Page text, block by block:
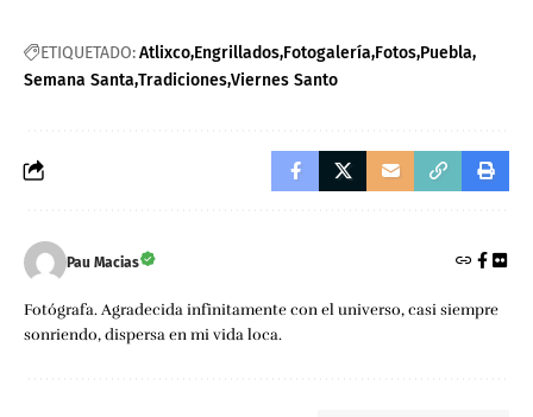
ETIQUETADO:Atlixco Engrillados Fotogalería Fotos Puebla
Semana Santa TradicionesViernes Santo
Pau Macias
Fotógrafa. Agradecida infinitamente con el universo, casi siempre
sonriendo, dispersa en mi vida loca.